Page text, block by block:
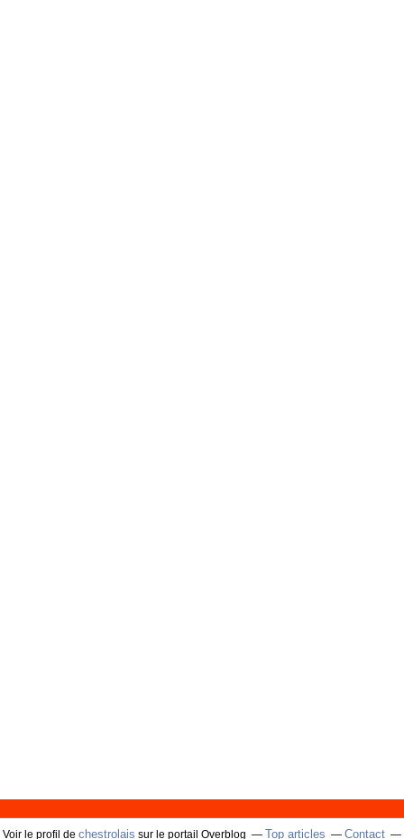
Voir le profil de chestrolais sur le portail Overblog Top articles Contact